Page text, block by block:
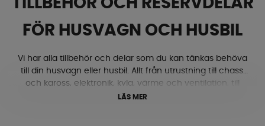
TILLBEHÖR OCH RESERVDELAR
FÖR HUSVAGN OCH HUSBIL
Vi har alla tillbehör och delar som du kan tänkas behöva
till din husvagn eller husbil. Allt från utrustning till chassi
och kaross, elektronik, kyla, värme och ventilation, till
gasol, textilmattor, lås och beslag med mera. Ja, här
LÄS MER